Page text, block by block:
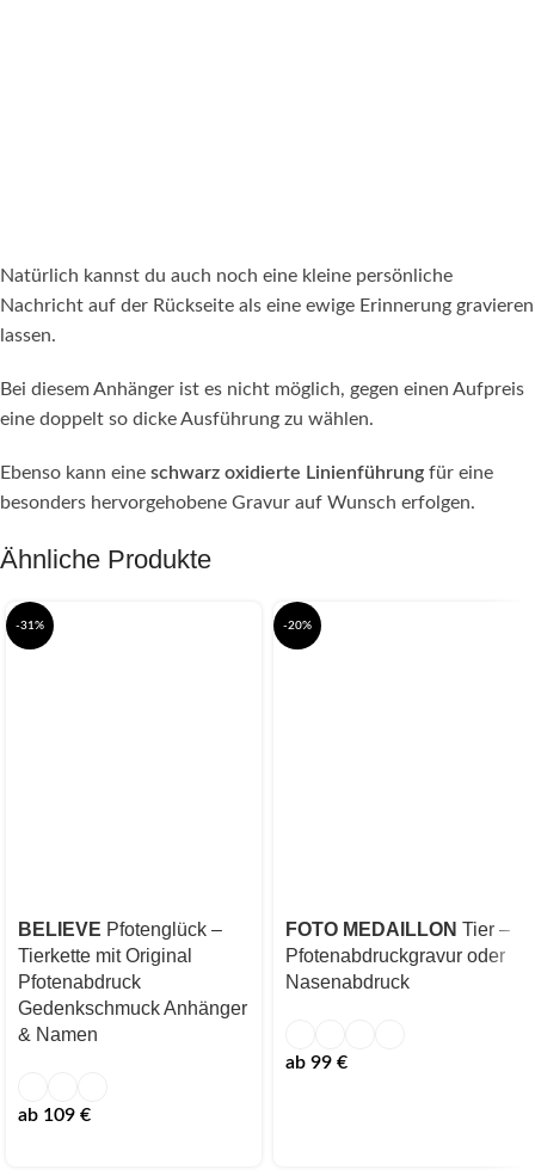
Natürlich kannst du auch noch eine kleine persönliche
Nachricht auf der Rückseite als eine ewige Erinnerung gravieren
lassen.
Bei diesem Anhänger ist es nicht möglich, gegen einen Aufpreis
eine doppelt so dicke Ausführung zu wählen.
Ebenso kann eine schwarz oxidierte Linienführung für eine
besonders hervorgehobene Gravur auf Wunsch erfolgen.
Ähnliche Produkte
-31%
BELIEVE Pfotenglück –
Tierkette mit Original
Pfotenabdruck
Gedenkschmuck Anhänger
& Namen
ab 109 €
-20%
FOTO MEDAILLON Tier –
Pfotenabdruckgravur oder
Nasenabdruck
ab 99 €